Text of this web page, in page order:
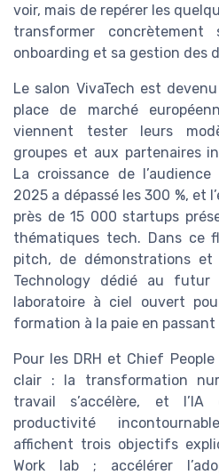
voir, mais de repérer les
transformer concrètement
onboarding et sa gestion des
Le salon VivaTech est
place de marché
viennent tester leurs
groupes et aux partenaires
La croissance de
2025 a dépassé les 300 %, et
près de 15 000 startups
thématiques tech. Dans ce
pitch, de démonstrations et
Technology dédié au
laboratoire à ciel ouvert
formation à la paie en passant
Pour les DRH et Chief
clair : la transformation
travail s’accélère, et
productivité
affichent trois objectifs
Work lab ; accélérer